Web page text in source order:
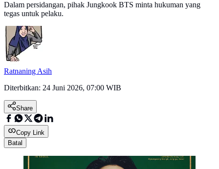
Dalam persidangan, pihak Jungkook BTS minta hukuman yang
tegas untuk pelaku.
Ratnaning Asih
Diterbitkan: 24 Juni 2026, 07:00 WIB
Share
Copy Link
Batal